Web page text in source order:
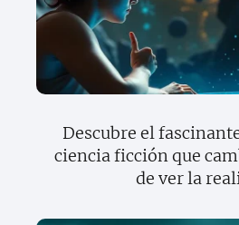
Descubre el
ciencia ficción que
de ver la